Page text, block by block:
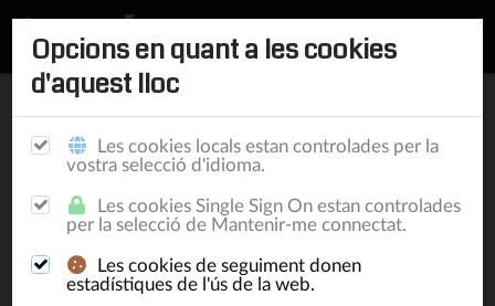
Inici / Publicacions
El programari obert és
coneixement
Blog 3/9/15
Opcions en quant a les cookies
d'aquest lloc
Les cookies locals estan controlades per la
vostra selecció d'idioma.
Les cookies Single Sign On estan controlades
per la selecció de Mantenir-me connectat.
Les cookies de seguiment donen
estadístiques de l'ús de la web.